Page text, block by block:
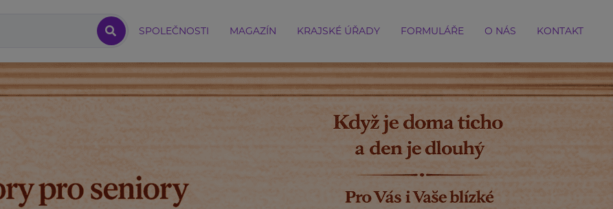
SPOLEČNOSTI MAGAZÍN KRAJSKÉ ÚŘADY FORMULÁŘE O NÁS KONTAKT